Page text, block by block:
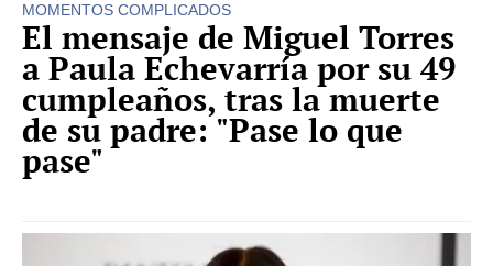
MOMENTOS COMPLICADOS
El mensaje de Miguel Torres
a Paula Echevarría por su 49
cumpleaños, tras la muerte
de su padre: "Pase lo que
pase"